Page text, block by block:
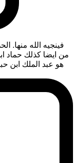
فينجيه الله منها.
من ايضا كذلك حماد
هو عبد الملك ابن